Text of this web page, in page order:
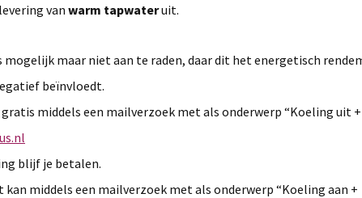
van warm tapwateruit.
mogelijk maar niet aan te raden, daar dit het energetisch
beïnvloedt.
middels een mailverzoek met als onderwerp “Koeling uit +
blijf je betalen.
middels een mailverzoek met als onderwerp “Koeling aan +